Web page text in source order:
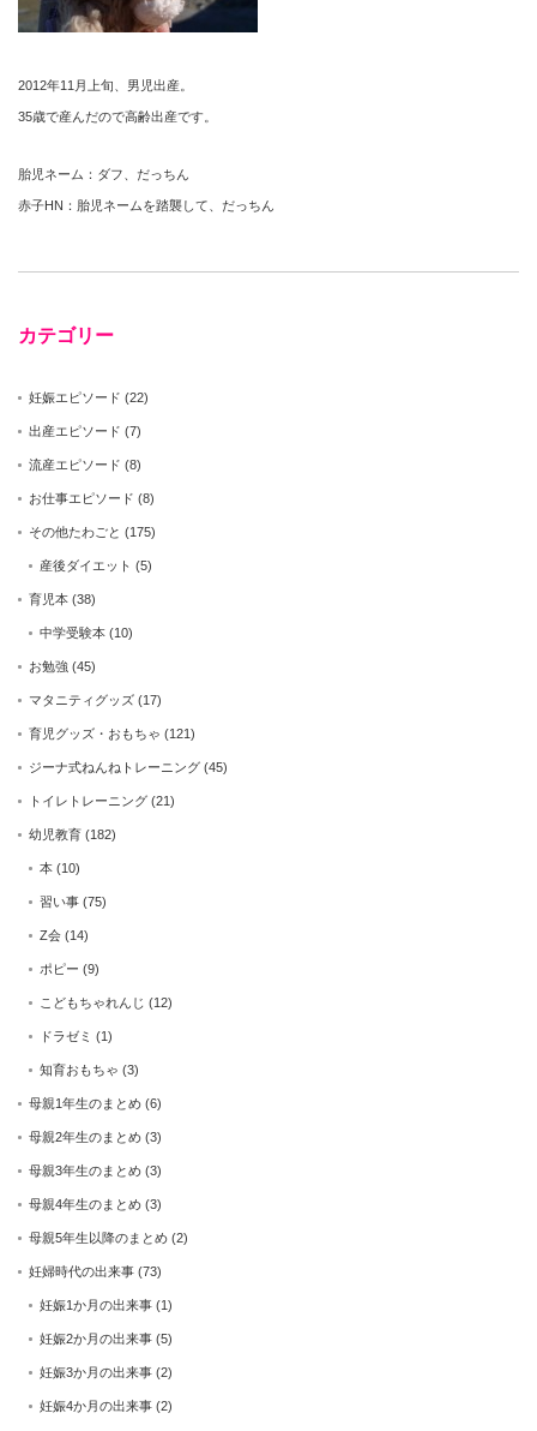
2012年11月上旬、男児出産。
35歳で産んだので高齢出産です。
胎児ネーム：ダフ、だっちん
赤子HN：胎児ネームを踏襲して、だっちん
カテゴリー
妊娠エピソード (22)
出産エピソード (7)
流産エピソード (8)
お仕事エピソード (8)
その他たわごと (175)
産後ダイエット (5)
育児本 (38)
中学受験本 (10)
お勉強 (45)
マタニティグッズ (17)
育児グッズ・おもちゃ (121)
ジーナ式ねんねトレーニング (45)
トイレトレーニング (21)
幼児教育 (182)
本 (10)
習い事 (75)
Z会 (14)
ポピー (9)
こどもちゃれんじ (12)
ドラゼミ (1)
知育おもちゃ (3)
母親1年生のまとめ (6)
母親2年生のまとめ (3)
母親3年生のまとめ (3)
母親4年生のまとめ (3)
母親5年生以降のまとめ (2)
妊婦時代の出来事 (73)
妊娠1か月の出来事 (1)
妊娠2か月の出来事 (5)
妊娠3か月の出来事 (2)
妊娠4か月の出来事 (2)